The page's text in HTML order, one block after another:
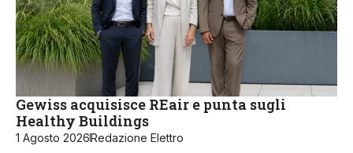
Gewiss acquisisce REair e punta sugli
Healthy Buildings
1 Agosto 2026Redazione Elettro